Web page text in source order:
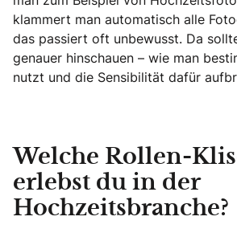
klammert man automatisch alle
das passiert oft unbewusst. Da
genauer hinschauen – wie man
nutzt und die Sensibilität dafür
Welche Rollen-
erlebst du in der
Hochzeitsbranche?